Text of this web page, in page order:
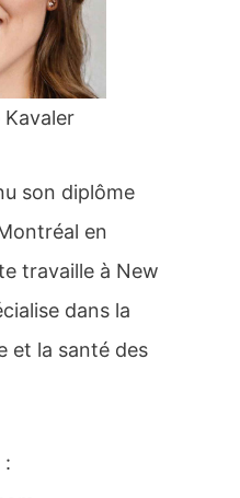
son diplôme
en
travaille à New
dans la
et la santé des
: